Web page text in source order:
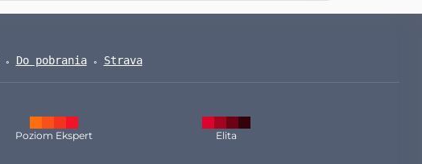
Do pobrania Strava
Poziom Ekspert Elita